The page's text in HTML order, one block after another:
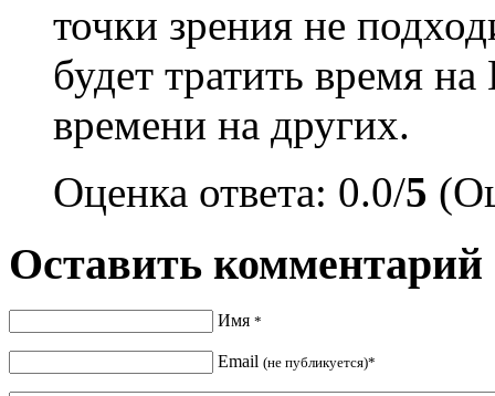
точки зрения не
будет тратить время
времени на других.
Оценка ответа: 0.0/5
Оставить комментарий
Имя *
Email (не публикуется)*